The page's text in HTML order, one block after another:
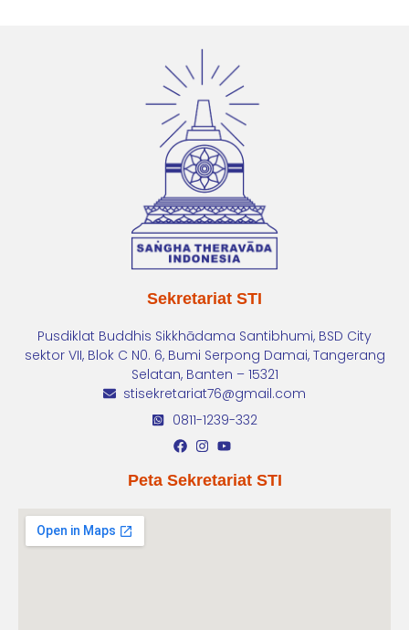
Sekretariat STI
Pusdiklat Buddhis Sikkhādama Santibhumi, BSD City
sektor VII, Blok C N0. 6, Bumi Serpong Damai, Tangerang
Selatan, Banten – 15321
stisekretariat76@gmail.com
0811-1239-332
Peta Sekretariat STI